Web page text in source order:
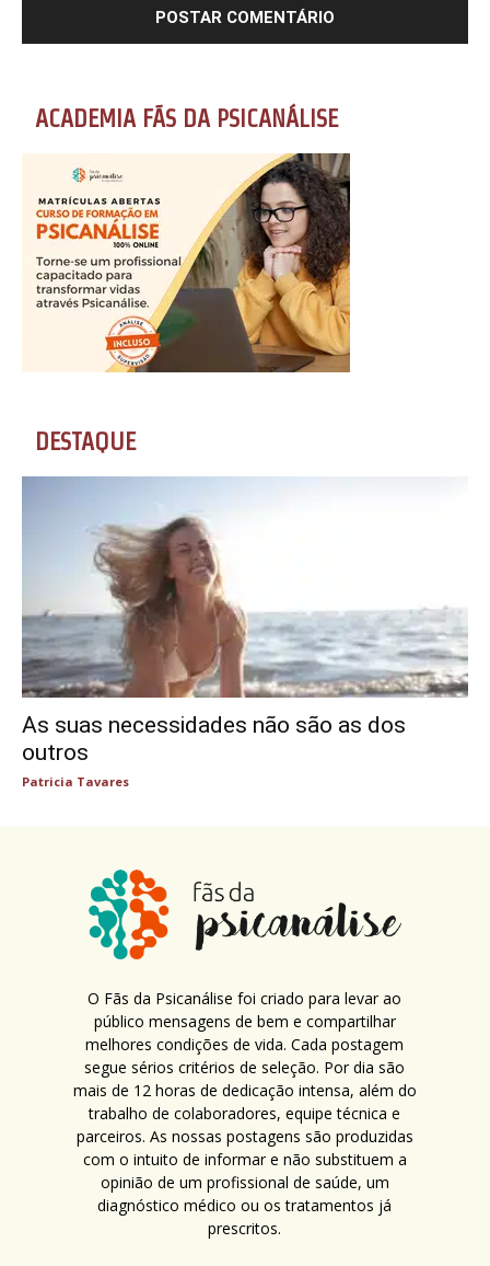
ACADEMIA FÃS DA PSICANÁLISE
DESTAQUE
As suas necessidades não são as dos
outros
Patricia Tavares
O Fãs da Psicanálise foi criado para levar ao
público mensagens de bem e compartilhar
melhores condições de vida. Cada postagem
segue sérios critérios de seleção. Por dia são
mais de 12 horas de dedicação intensa, além do
trabalho de colaboradores, equipe técnica e
parceiros. As nossas postagens são produzidas
com o intuito de informar e não substituem a
opinião de um profissional de saúde, um
diagnóstico médico ou os tratamentos já
prescritos.